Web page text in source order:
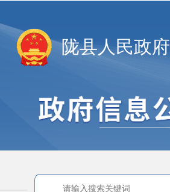
陇县人民政府